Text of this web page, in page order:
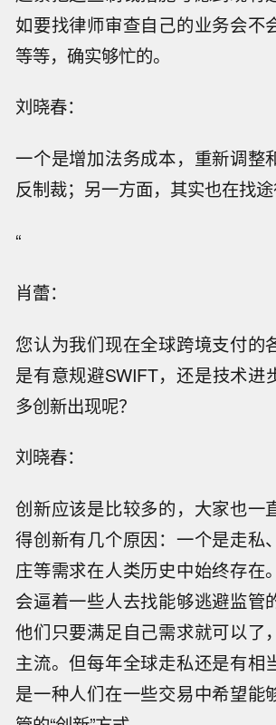
如要找律师审查自己的业务会不
等等，确实够忙的。
刘晓春：
一个是增加法务成本，重新调整
反制裁；另一方面，其实也在找途
“
肖蕾：
您认为我们现在全球跨境支付的
是有意规避SWIFT，还是技术进
多创新出现呢？
刘晓春：
创新应该是比较多的，大家也一
得创新有几个原因：一个是走私
庄等需求在人类历史中始终存在
会逼着一些人去找能够逃避监管
他们只要满足自己需求就可以了
主流。但每年全球走私还是有相
是一种人们在一些交易中希望能